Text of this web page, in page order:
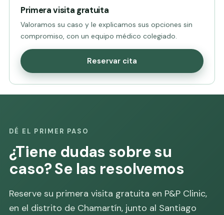
Primera visita gratuita
Valoramos su caso y le explicamos sus opciones sin
compromiso, con un equipo médico colegiado.
Reservar cita
DÉ EL PRIMER PASO
¿Tiene dudas sobre su
caso? Se las resolvemos
Reserve su primera visita gratuita en P&P Clinic,
en el distrito de Chamartín, junto al Santiago